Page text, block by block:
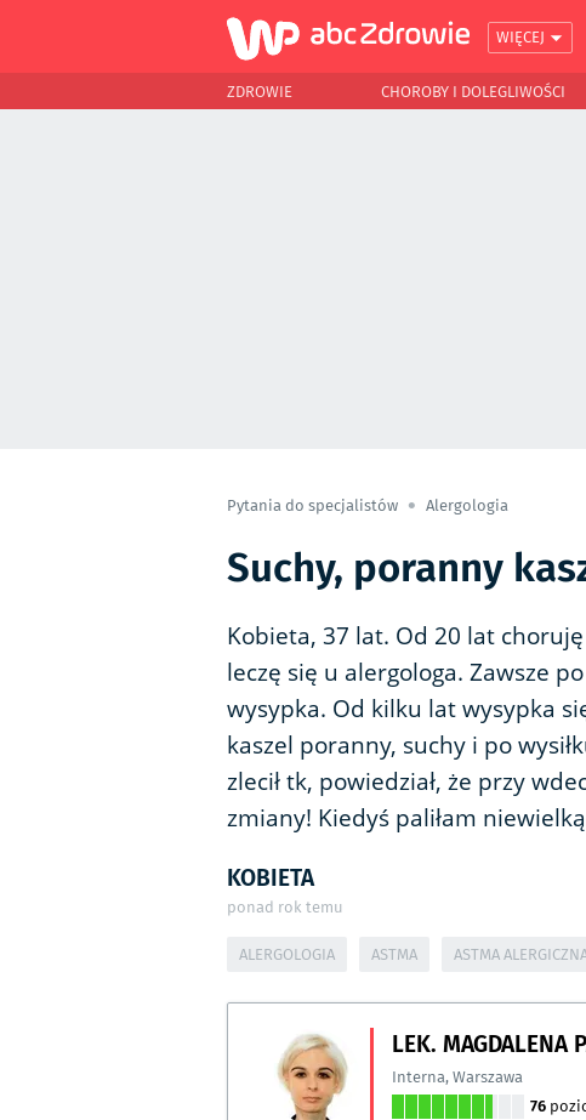
WIĘCEJ
ZDROWIE CHOROBY I DOLEGLIWOŚCI
Pytania do specjalistów Alergologia
Suchy, poranny
Kobieta, 37 lat. Od 20 lat
leczę się u alergologa. Zawsze
wysypka. Od kilku lat wysypka
kaszel poranny, suchy i po
zlecił tk, powiedział, że przy
zmiany! Kiedyś paliłam
KOBIETA
ponad rok temu
ALERGOLOGIA ASTMA ASTMA
LEK. MAGDALENA
Interna,Warszawa
76